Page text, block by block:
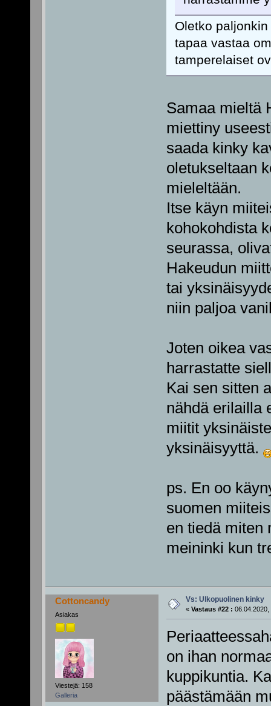
Oletko
tapaa vastaa
tamperelaiset
Samaa mieltä
miettiny
saada kinky
oletukseltaan
mieleltään.
Itse käyn
kohokohdista
seurassa,
Hakeudun
tai
niin paljoa
Joten oikea
harrastatte
Kai sen sitten
nähdä erilailla
miitit
yksinäisyyttä.
ps. En oo
suomen
en tiedä miten
meininki kun
Cottoncandy
Asiakas
Viestejä: 158
Galleria
Vs: Ulkopuolinen kinky
« Vastaus #22 : 06.04.2020,
on ihan
kuppikuntia.
päästämään